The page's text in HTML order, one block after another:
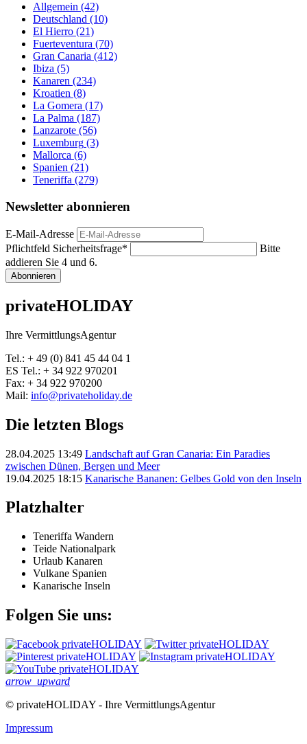
Allgemein (42)
Deutschland (10)
El Hierro (21)
Fuerteventura (70)
Gran Canaria (412)
Ibiza (5)
Kanaren (234)
Kroatien (8)
La Gomera (17)
La Palma (187)
Lanzarote (56)
Luxemburg (3)
Mallorca (6)
Spanien (21)
Teneriffa (279)
Newsletter abonnieren
E-Mail-Adresse
Pflichtfeld Sicherheitsfrage*
Bitte
addieren Sie 4 und 6.
Abonnieren
privateHOLIDAY
Ihre VermittlungsAgentur
Tel.: + 49 (0) 841 45 44 04 1
ES Tel.: + 34 922 970201
Fax: + 34 922 970200
Mail: info@privateholiday.de
Die letzten Blogs
28.04.2025 13:49 Landschaft auf Gran Canaria: Ein Paradies
zwischen Dünen, Bergen und Meer
19.04.2025 18:15 Kanarische Bananen: Gelbes Gold von den Inseln
Platzhalter
Teneriffa Wandern
Teide Nationalpark
Urlaub Kanaren
Vulkane Spanien
Kanarische Inseln
Folgen Sie uns:
arrow_upward
© privateHOLIDAY - Ihre VermittlungsAgentur
Impressum